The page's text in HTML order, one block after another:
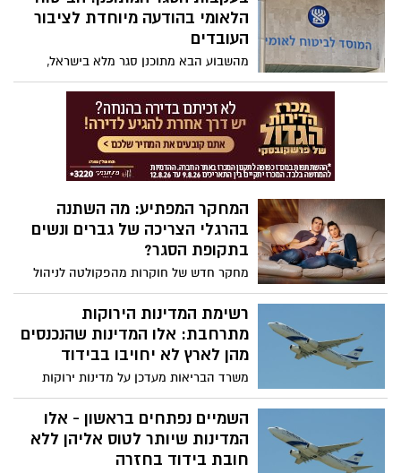
הלאומי בהודעה מיוחדת לציבור
העובדים
מהשבוע הבא מתוכנן סגר מלא בישראל,
מאות אלפי עובדים צפויים לצאת בפעם
השניה לחל"ת (חופשה ללא תשלום
מהעבודה). הביטוח הלאומי מוציא הודעה
מיוחדת לציבור העובדים כדי שידעו את
זכויותיהם
המחקר המפתיע: מה השתנה
בהרגלי הצריכה של גברים ונשים
בתקופת הסגר?
מחקר חדש של חוקרות מהפקולטה לניהול
באוניברסיטת בן גוריון בנגב העלה שינויים
מפתיעים בהרגלי הצריכה של שני המינים:
גברים ונשים צרכו יותר שוקולד, אלכוהול
ופורנו בתקופת הסגר
רשימת המדינות הירוקות
מתרחבת: אלו המדינות שהנכנסים
מהן לארץ לא יחויבו בבידוד
משרד הבריאות מעדכן על מדינות ירוקות
נוספות שתותר מהן הכניסה לישראל ללא
חובת בידוד - הרשימה המלאה והמעודכנת
השמיים נפתחים בראשון - אלו
המדינות שיותר לטוס אליהן ללא
חובת בידוד בחזרה